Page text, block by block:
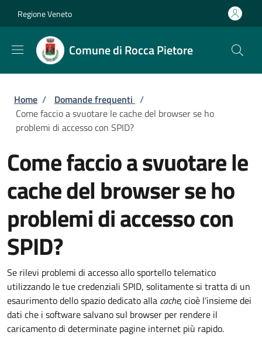
Regione Veneto
Comune di Rocca Pietore
Briciole di pane
Home / Domande frequenti /
Come faccio a svuotare le cache del browser se ho
problemi di accesso con SPID?
Come faccio a svuotare le
cache del browser se ho
problemi di accesso con
SPID?
Se rilevi problemi di accesso allo sportello telematico
utilizzando le tue credenziali SPID, solitamente si tratta di un
esaurimento dello spazio dedicato alla cache,cioè l’insieme dei
dati che i software salvano sul browser per rendere il
caricamento di determinate pagine internet più rapido.